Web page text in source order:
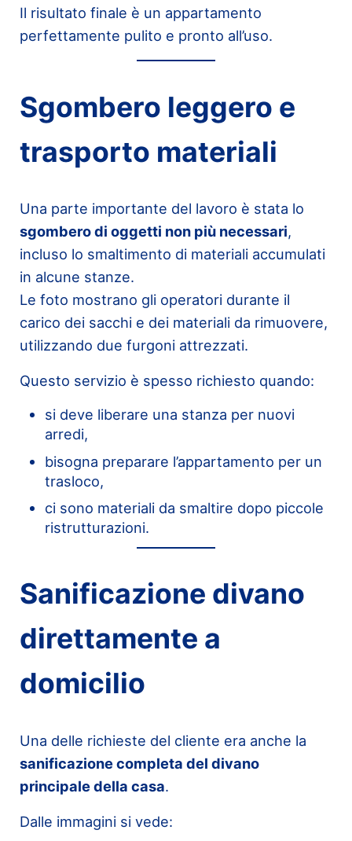
Il risultato finale è un appartamento
perfettamente pulito e pronto all’uso.
Sgombero leggero e
trasporto materiali
Una parte importante del lavoro è stata lo
sgombero di oggetti non più necessari,
incluso lo smaltimento di materiali accumulati
in alcune stanze.
Le foto mostrano gli operatori durante il
carico dei sacchi e dei materiali da rimuovere,
utilizzando due furgoni attrezzati.
Questo servizio è spesso richiesto quando:
si deve liberare una stanza per nuovi
arredi,
bisogna preparare l’appartamento per un
trasloco,
ci sono materiali da smaltire dopo piccole
ristrutturazioni.
Sanificazione divano
direttamente a
domicilio
Una delle richieste del cliente era anche la
sanificazione completa del divano
principale della casa.
Dalle immagini si vede: